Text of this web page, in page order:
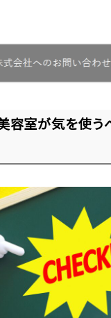
容室が気を使う